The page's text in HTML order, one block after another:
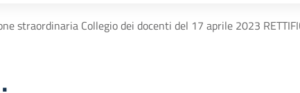
straordinaria Collegio dei docenti del 17 aprile 2023